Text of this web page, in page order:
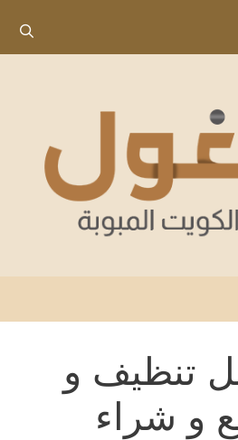
تنظيف و
و شراء